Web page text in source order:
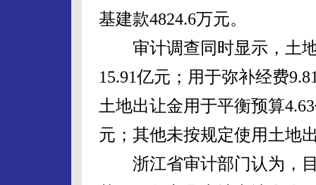
基建款4824.6万元。
审计调查同时显示，土地
15.91亿元；用于弥补经费
土地出让金用于平衡预算
元；其他未按规定使用土地
浙江省审计部门认为，目